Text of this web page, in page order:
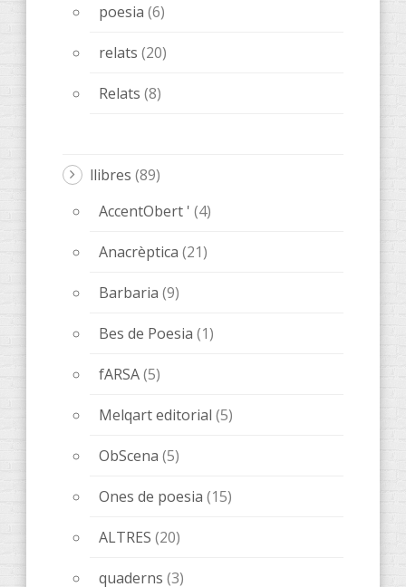
poesia (6)
relats (20)
Relats (8)
llibres (89)
AccentObert ' (4)
Anacrèptica (21)
Barbaria (9)
Bes de Poesia (1)
fARSA(5)
Melqart editorial (5)
ObScena (5)
Ones de poesia (15)
ALTRES (20)
quaderns (3)